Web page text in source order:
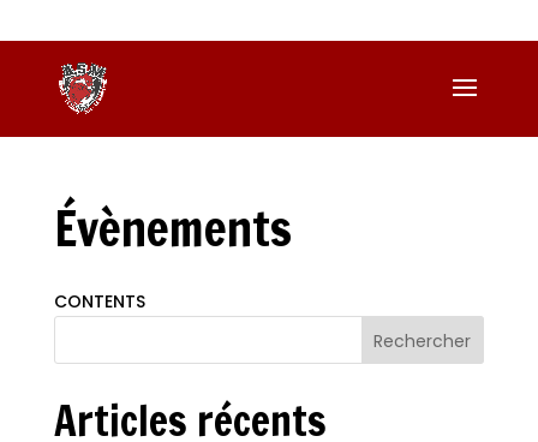
Évènements
CONTENTS
Rechercher
Articles récents